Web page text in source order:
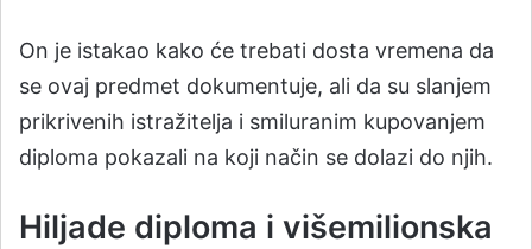
On je istakao kako će trebati dosta vremena da
se ovaj predmet dokumentuje, ali da su slanjem
prikrivenih istražitelja i smiluranim kupovanjem
diploma pokazali na koji način se dolazi do njih.
Hiljade diploma i višemilionska